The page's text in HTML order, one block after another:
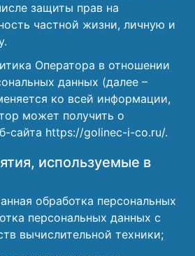
защиты прав на
частной жизни, личную и
Оператора в отношении
данных (далее –
ко всей информации,
может получить о
сайта https://golinec-i-co.ru/.
используемые в
обработка персональных
персональных данных с
вычислительной техники;